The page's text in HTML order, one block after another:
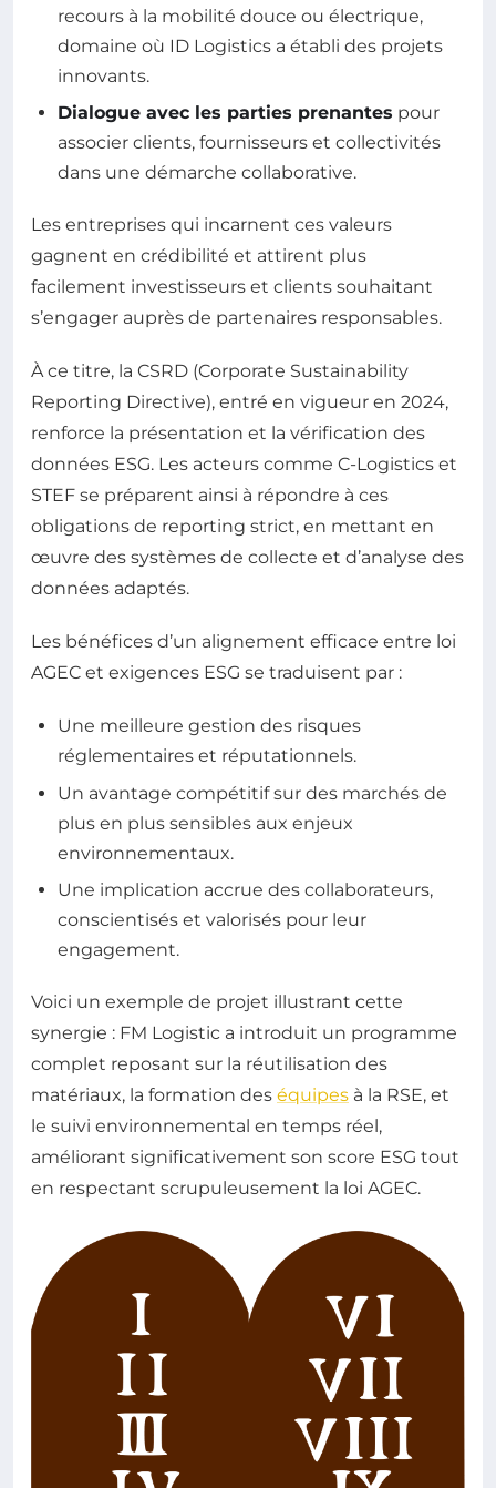
recours à la mobilité douce ou électrique,
domaine où ID Logistics a établi des projets
innovants.
Dialogue avec les parties prenantes pour
associer clients, fournisseurs et collectivités
dans une démarche collaborative.
Les entreprises qui incarnent ces valeurs
gagnent en crédibilité et attirent plus
facilement investisseurs et clients souhaitant
s’engager auprès de partenaires responsables.
À ce titre, la CSRD (Corporate Sustainability
Reporting Directive), entré en vigueur en 2024,
renforce la présentation et la vérification des
données ESG. Les acteurs comme C-Logistics et
STEF se préparent ainsi à répondre à ces
obligations de reporting strict, en mettant en
œuvre des systèmes de collecte et d’analyse des
données adaptés.
Les bénéfices d’un alignement efficace entre loi
AGEC et exigences ESG se traduisent par :
Une meilleure gestion des risques
réglementaires et réputationnels.
Un avantage compétitif sur des marchés de
plus en plus sensibles aux enjeux
environnementaux.
Une implication accrue des collaborateurs,
conscientisés et valorisés pour leur
engagement.
Voici un exemple de projet illustrant cette
synergie : FM Logistic a introduit un programme
complet reposant sur la réutilisation des
matériaux, la formation des équipes à la RSE, et
le suivi environnemental en temps réel,
améliorant significativement son score ESG tout
en respectant scrupuleusement la loi AGEC.